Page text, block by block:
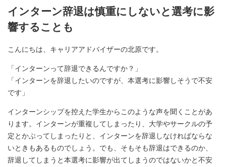
インターン辞退は慎重にしないと選考に影
響することも
こんにちは、キャリアアドバイザーの北原です。
「インターンって辞退できるんですか？」
「インターンを辞退したいのですが、本選考に影響しそうで不安
です」
インターンシップを控えた学生からこのような声を聞くことがあ
ります。インターンが重複してしまったり、大学やサークルの予
定とかぶってしまったりと、インターンを辞退しなければならな
いときもあるものでしょう。でも、そもそも辞退はできるのか、
辞退してしまうと本選考に影響が出てしまうのではないかと不安